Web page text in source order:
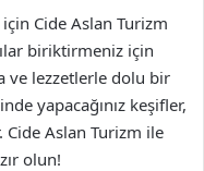
Cide Aslan Turizm
biriktirmeniz için
ve lezzetlerle dolu bir
yapacağınız keşifler,
Cide Aslan Turizm ile
olun!